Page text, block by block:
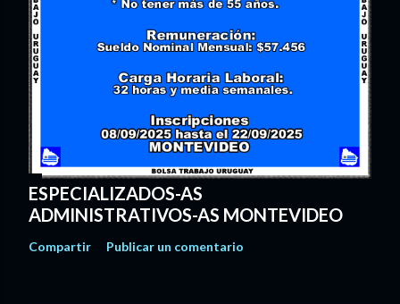
ESPECIALIZADOS-AS
ADMINISTRATIVOS-AS MONTEVIDEO
Compartir Publicar un comentario